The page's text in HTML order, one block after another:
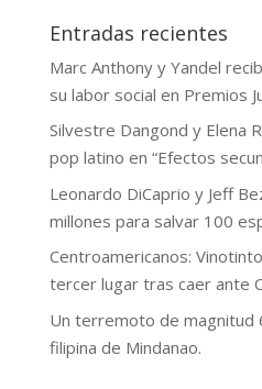
Entradas recientes
Marc Anthony y Yandel
su labor social en Premios
Silvestre Dangond y Elena
pop latino en “Efectos
Leonardo DiCaprio y Jeff
millones para salvar 100
Centroamericanos:
tercer lugar tras caer ante
Un terremoto de magnitud
filipina de Mindanao.